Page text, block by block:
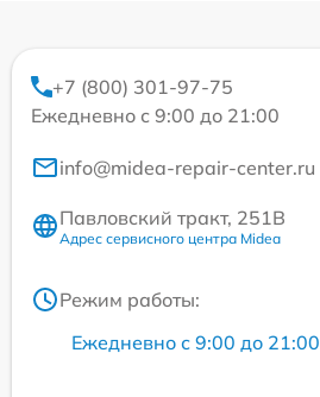
+7 (800) 301-97-75
Ежедневно с 9:00 до 21:00
info@midea-repair-center.ru
Павловский тракт, 251В
Адрес сервисного центра Midea
Режим работы:
Ежедневно с 9:00 до 21:00